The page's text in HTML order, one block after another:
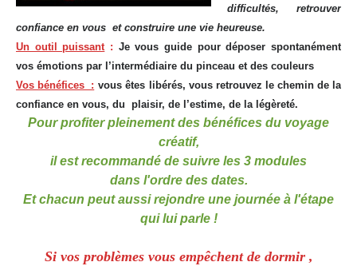
difficultés, retrouver
confiance en vous et construire une vie heureuse.
Un outil puissant : Je vous guide pour déposer spontanément
vos émotions par l’intermédiaire du pinceau et des couleurs
Vos bénéfices : vous êtes libérés, vous retrouvez le chemin de la
confiance en vous, du plaisir, de l’estime, de la légèreté.
Pour profiter pleinement des bénéfices du voyage
créatif,
il est recommandé de suivre les 3 modules
dans l'ordre des dates.
Et chacun peut aussi rejondre une journée à l'étape
qui lui parle !
Si vos problèmes vous empêchent de dormir ,